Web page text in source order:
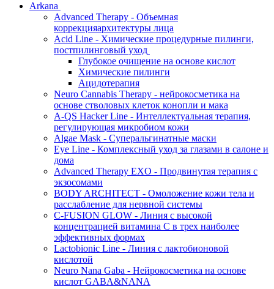
Arkana
Advanced Therapy - Объемная
коррекцияархитектуры лица
Acid Line - Химические процедурные пилинги,
постпилинговый уход
Глубокое очищение на основе кислот
Химические пилинги
Ацидотерапия
Neuro Cannabis Therapy - нейрокосметика на
основе стволовых клеток конопли и мака
A-QS Hacker Line - Интеллектуальная терапия,
регулирующая микробиом кожи
Algae Mask - Суперальгинатные маски
Eye Line - Комплексный уход за глазами в салоне и
дома
Advanced Therapy EXO - Продвинутая терапия с
экзосомами
BODY ARCHITECT - Омоложение кожи тела и
расслабление для нервной системы
C-FUSION GLOW - Линия с высокой
концентрацией витамина C в трех наиболее
эффективных формах
Lactobionic Line - Линия с лактобионовой
кислотой
Neuro Nana Gaba - Нейрокосметика на основе
кислот GABA&NANA